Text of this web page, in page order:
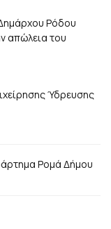
Ρόδου
απώλεια του
Ύδρευσης
Ρομά Δήμου